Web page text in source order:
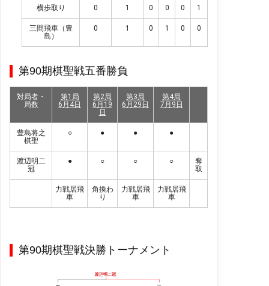
横歩取り 0 1 0 0 0 1
三間飛車（豊
島）
0 1 0 1 0 0
第90期棋聖戦五番勝負
対局者・
局数
第1局
6月4日
第2局
6月19
日
第3局
6月29日
第4局
7月9日
豊島将之
棋聖
○ ● ● ●
渡辺明二
冠
● ○ ○ ○
奪
取
力戦居飛
車
角換わ
り
力戦居飛
車
力戦居飛
車
第90期棋聖戦決勝トーナメント